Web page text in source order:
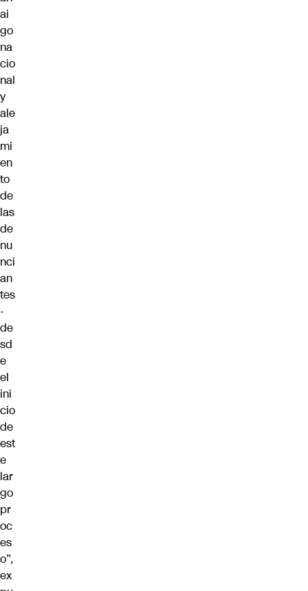
ai
go
na
cio
nal
y
ale
ja
mi
en
to
de
las
de
nu
nci
an
tes
-
de
sd
e
el
ini
cio
de
est
e
lar
go
pr
oc
es
o”,
ex